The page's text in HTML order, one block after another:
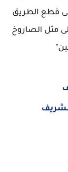
قطع الطريق
مثل الصاروخ